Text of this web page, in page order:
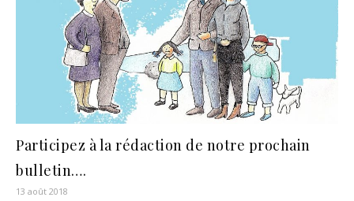
Participez à la rédaction de notre prochain
bulletin….
13 août 2018